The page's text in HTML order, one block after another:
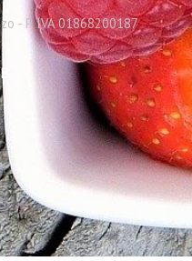
- P. IVA 01868200187